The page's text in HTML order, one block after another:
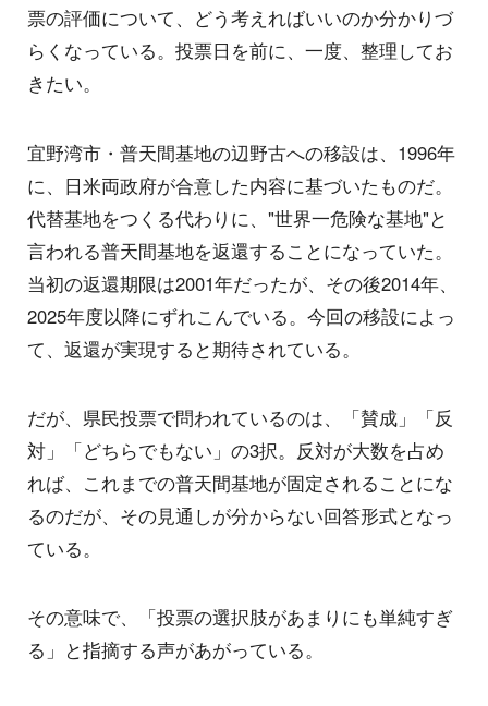
票の評価について、どう考えればいいのか分かりづ
らくなっている。投票日を前に、一度、整理してお
きたい。
宜野湾市・普天間基地の辺野古への移設は、1996年
に、日米両政府が合意した内容に基づいたものだ。
代替基地をつくる代わりに、"世界一危険な基地"と
言われる普天間基地を返還することになっていた。
当初の返還期限は2001年だったが、その後2014年、
2025年度以降にずれこんでいる。今回の移設によっ
て、返還が実現すると期待されている。
だが、県民投票で問われているのは、「賛成」「反
対」「どちらでもない」の3択。反対が大数を占め
れば、これまでの普天間基地が固定されることにな
るのだが、その見通しが分からない回答形式となっ
ている。
その意味で、「投票の選択肢があまりにも単純すぎ
る」と指摘する声があがっている。